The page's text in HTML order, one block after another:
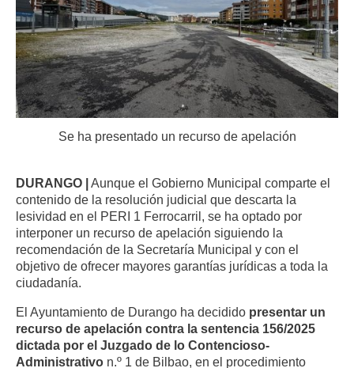
Se ha presentado un recurso de apelación
DURANGO |Aunque el Gobierno Municipal comparte el
contenido de la resolución judicial que descarta la
lesividad en el PERI 1 Ferrocarril, se ha optado por
interponer un recurso de apelación siguiendo la
recomendación de la Secretaría Municipal y con el
objetivo de ofrecer mayores garantías jurídicas a toda la
ciudadanía.
El Ayuntamiento de Durango ha decidido presentar un
recurso de apelación contra la sentencia 156/2025
dictada por el Juzgado de lo Contencioso-
Administrativo n.º 1 de Bilbao, en el procedimiento